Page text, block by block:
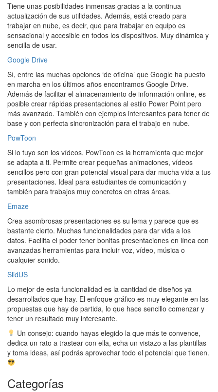
Tiene unas posibilidades inmensas gracias a la continua
actualización de sus utilidades. Además, está creado para
trabajar en nube, es decir, que para trabajar en equipo es
sensacional y accesible en todos los dispositivos. Muy dinámica y
sencilla de usar.
Google Drive
Sí, entre las muchas opciones ‘de oficina’ que Google ha puesto
en marcha en los últimos años encontramos Google Drive.
Además de facilitar el almacenamiento de información online, es
posible crear rápidas presentaciones al estilo Power Point pero
más avanzado. También con ejemplos interesantes para tener de
base y con perfecta sincronización para el trabajo en nube.
PowToon
Si lo tuyo son los vídeos, PowToon es la herramienta que mejor
se adapta a ti. Permite crear pequeñas animaciones, vídeos
sencillos pero con gran potencial visual para dar mucha vida a tus
presentaciones. Ideal para estudiantes de comunicación y
también para trabajos muy concretos en otras áreas.
Emaze
Crea asombrosas presentaciones es su lema y parece que es
bastante cierto. Muchas funcionalidades para dar vida a los
datos. Facilita el poder tener bonitas presentaciones en línea con
avanzadas herramientas para incluir voz, vídeo, música o
cualquier sonido.
SlidUS
Lo mejor de esta funcionalidad es la cantidad de diseños ya
desarrollados que hay. El enfoque gráfico es muy elegante en las
propuestas que hay de partida, lo que hace sencillo comenzar y
tener un resultado muy interesante.
Un consejo: cuando hayas elegido la que más te convence,
dedica un rato a trastear con ella, echa un vistazo a las plantillas
y toma ideas, así podrás aprovechar todo el potencial que tienen.
Categorías